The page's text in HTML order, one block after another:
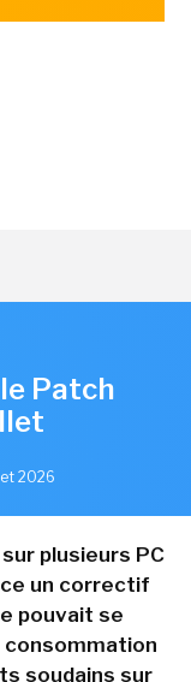
Patch
2026
plusieurs PC
un correctif
pouvait se
consommation
soudains sur